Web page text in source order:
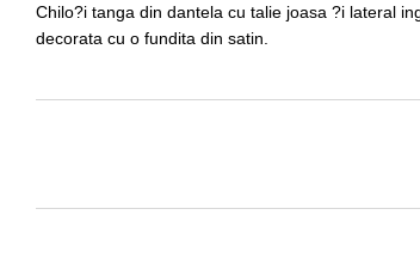
Chilo?i tanga din dantela cu talie joasa ?i lateral
decorata cu o fundita din satin.